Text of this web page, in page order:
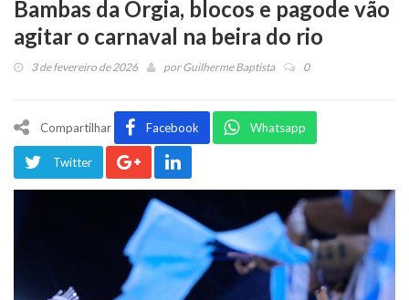
Bambas da Orgia, blocos e pagode vão
agitar o carnaval na beira do rio
3 de fevereiro de 2026 porGuilherme Baptista 0
Compartilhar Facebook Whatsapp
Twitter